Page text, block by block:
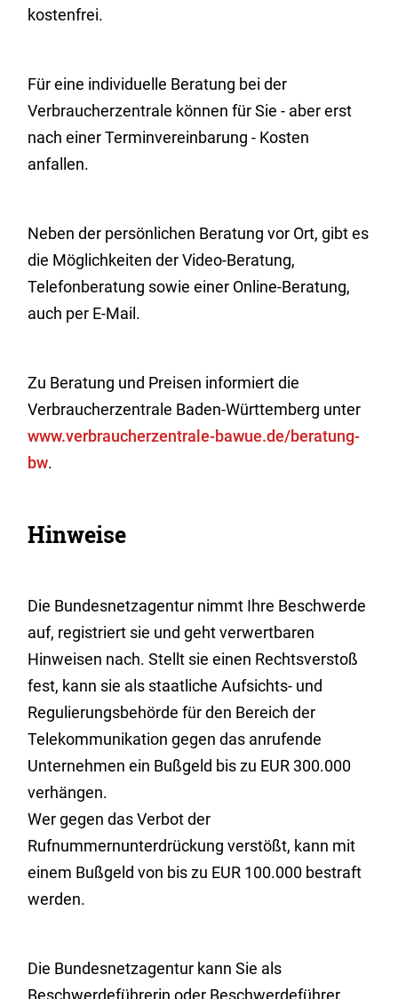
kostenfrei.
Für eine individuelle Beratung bei der
Verbraucherzentrale können für Sie - aber erst
nach einer Terminvereinbarung - Kosten
anfallen.
Neben der persönlichen Beratung vor Ort, gibt es
die Möglichkeiten der Video-Beratung,
Telefonberatung sowie einer Online-Beratung,
auch per E-Mail.
Zu Beratung und Preisen informiert die
Verbraucherzentrale Baden-Württemberg unter
www.verbraucherzentrale-bawue.de/beratung-
bw.
Hinweise
Die Bundesnetzagentur nimmt Ihre Beschwerde
auf, registriert sie und geht verwertbaren
Hinweisen nach. Stellt sie einen Rechtsverstoß
fest, kann sie als staatliche Aufsichts- und
Regulierungsbehörde für den Bereich der
Telekommunikation gegen das anrufende
Unternehmen ein Bußgeld bis zu EUR 300.000
verhängen.
Wer gegen das Verbot der
Rufnummernunterdrückung verstößt, kann mit
einem Bußgeld von bis zu EUR 100.000 bestraft
werden.
Die Bundesnetzagentur kann Sie als
Beschwerdeführerin oder Beschwerdeführer